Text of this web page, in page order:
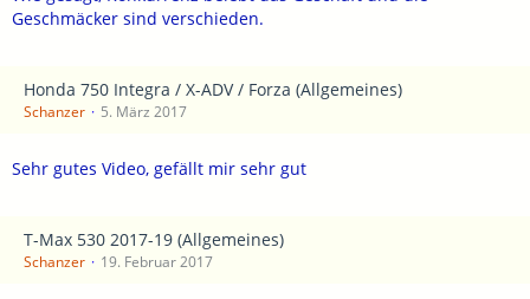
Geschmäcker sind verschieden.
Honda 750 Integra / X-ADV / Forza (Allgemeines)
Schanzer 5. März 2017
Sehr gutes Video, gefällt mir sehr gut
T-Max 530 2017-19 (Allgemeines)
Schanzer 19. Februar 2017